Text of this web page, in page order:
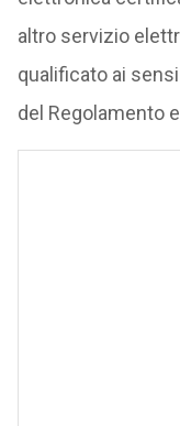
altro servizio
qualificato ai
del Regolamento